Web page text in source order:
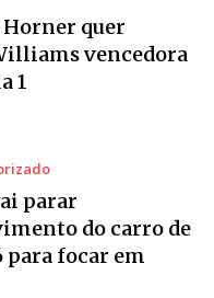
quer
vencedora
1
parar
do carro de
para focar em